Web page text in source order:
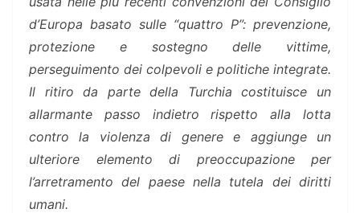
d’Europa basato sulle “quattro P”: prevenzione,
protezione e sostegno delle vittime,
perseguimento dei colpevoli e politiche integrate.
Il ritiro da parte della Turchia costituisce un
allarmante passo indietro rispetto alla lotta
contro la violenza di genere e aggiunge un
ulteriore elemento di preoccupazione per
l’arretramento del paese nella tutela dei diritti
umani.